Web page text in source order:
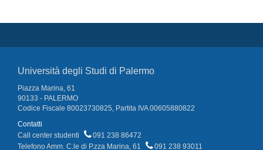
Università degli Studi di Palermo
Piazza Marina, 61
90133 - PALERMO
Codice Fiscale 80023730825, Partita IVA 00605880822
Contatti
Call center studenti
091 238 86472
Telefono Amm. C.le di P.zza Marina, 61
091 238 93011